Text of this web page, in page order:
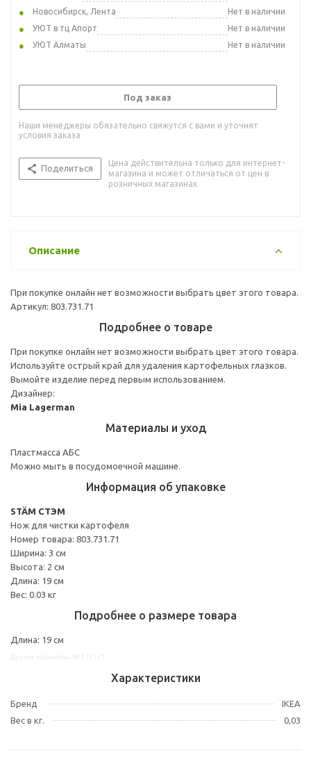
Новосибирск, Лента
Нет в наличии
УЮТ в тц Апорт
Нет в наличии
УЮТ Алматы
Нет в наличии
Под заказ
Наши менеджеры обязательно свяжутся с вами и уточнят
условия заказа
Поделиться
Цена действительна только для интернет-
магазина и может отличаться от цен в
розничных магазинах
Описание
При покупке онлайн нет возможности выбрать цвет этого товара.
Артикул: 803.731.71
Подробнее о товаре
При покупке онлайн нет возможности выбрать цвет этого товара.
Используйте острый край для удаления картофельных глазков.
Вымойте изделие перед первым использованием.
Дизайнер:
Mia Lagerman
Материалы и уход
Пластмасса АБС
Можно мыть в посудомоечной машине.
Информация об упаковке
STÄM СТЭМ
Нож для чистки картофеля
Номер товара: 803.731.71
Ширина: 3 см
Высота: 2 см
Длина: 19 см
Вес: 0.03 кг
Подробнее о размере товара
Длина: 19 см
Характеристики
Бренд
IKEA
Вес в кг.
0,03